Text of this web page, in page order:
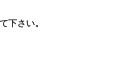
下さい。